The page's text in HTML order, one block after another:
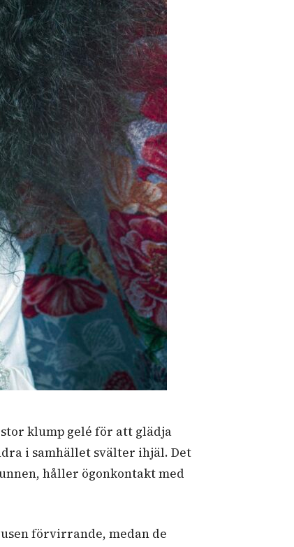
klump gelé för att glädja
i samhället svälter ihjäl. Det
håller ögonkontakt med
förvirrande, medan de